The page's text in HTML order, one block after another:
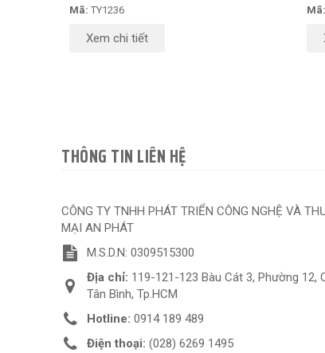
Mã: TY1236
Xem chi tiết
Mã:
THÔNG TIN LIÊN HỆ
CÔNG TY TNHH PHÁT TRIỂN CÔNG NGHỆ VÀ
MẠI AN PHÁT
M.S.D.N: 0309515300
Địa chỉ: 119-121-123 Bàu Cát 3, Phường 12,
Tân Bình, Tp.HCM
Hotline: 0914 189 489
Điện thoại: (028) 6269 1495